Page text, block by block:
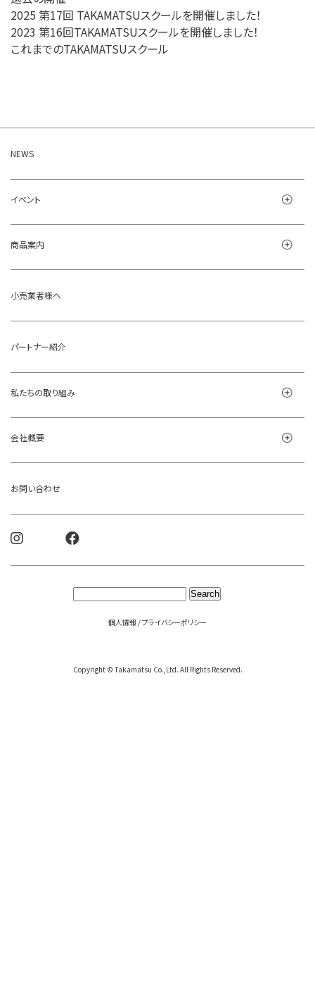
2025 第17回 TAKAMATSUスクールを開催しました！
2023 第16回TAKAMATSUスクールを開催しました！
これまでのTAKAMATSUスクール
NEWS
イベント
商品案内
小売業者様へ
パートナー紹介
私たちの取り組み
会社概要
お問い合わせ
個人情報 / プライバシーポリシー
Copyright © Takamatsu Co.,Ltd. All Rights Reserved.